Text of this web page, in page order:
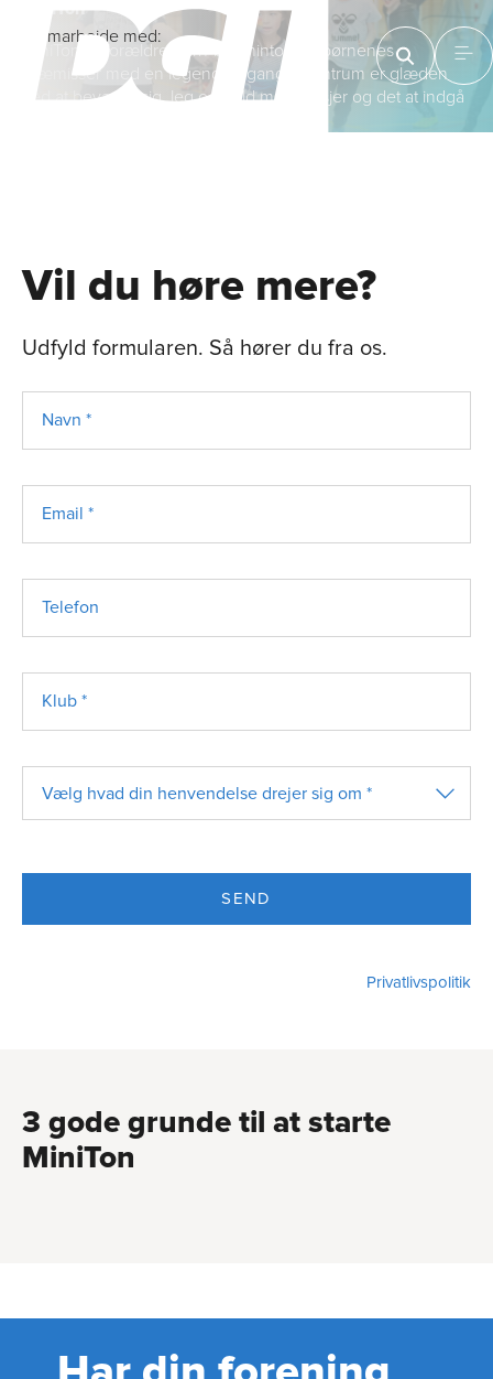
I samarbejde med:
MiniTon
MiniTon er forældre/barn-badminton på børnenes
præmisser med en legende tilgang. I centrum er glæden
ved at bevæge sig, leg og bold med ketsjer og det at indgå
Vil du høre mere?
Udfyld formularen. Så hører du fra os.
Navn *
Email *
Telefon
Klub *
Vælg hvad din henvendelse drejer sig om *
SEND
Privatlivspolitik
3 gode grunde til at starte
MiniTon